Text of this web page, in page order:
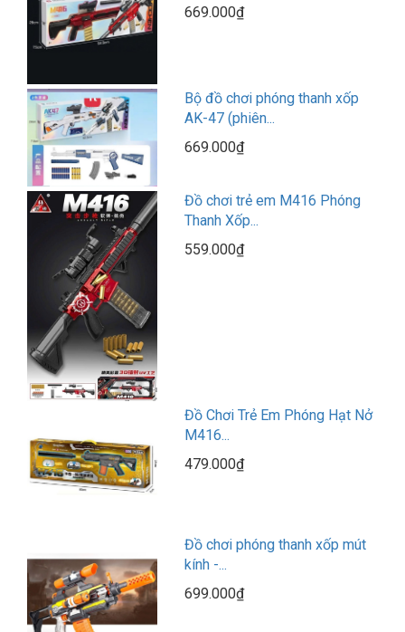
669.000₫
Bộ đồ chơi phóng thanh xốp
AK-47 (phiên...
669.000₫
Đồ chơi trẻ em M416 Phóng
Thanh Xốp...
559.000₫
Đồ Chơi Trẻ Em Phóng Hạt Nở
M416...
479.000₫
Đồ chơi phóng thanh xốp mút
kính -...
699.000₫